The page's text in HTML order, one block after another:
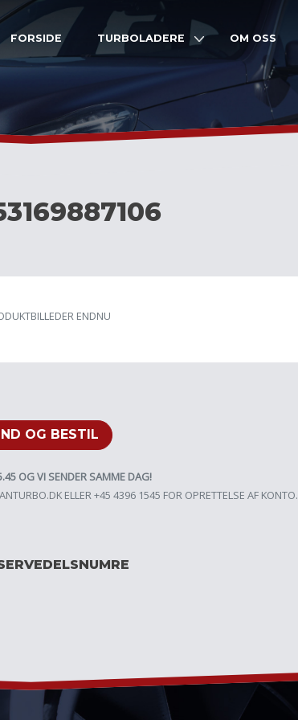
FORSIDE TURBOLADERE OM OSS
ENDNU
OG BESTIL
OG VI SENDER SAMME DAG!
ELLER +45 4396 1545 FOR OPRETTELSE AF KONTO.